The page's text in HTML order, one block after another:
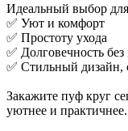
Идеальный выбор
✅ Уют и комфорт
✅ Простоту ухода
✅ Долговечность без
✅ Стильный дизайн,
Закажите пуф круг
уютнее и практичнее.